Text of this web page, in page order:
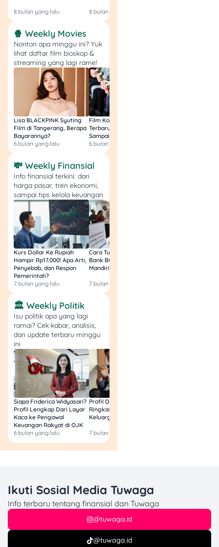
8 bulan yang lalu 8 bulan yang lalu
🍿 Weekly Movies
Nonton apa minggu ini? Yuk
lihat daftar film bioskop &
streaming yang lagi rame!
Lisa BLACKPINK Syuting
Film di Tangerang, Berapa
Bayarannya?
6 bulan yang lalu
Film Komedi Indonesia
Terbaru 2026, Siap Ngakak
Sampai Sakit Perut!
6 bulan yang lalu
💸 Weekly Finansial
Info finansial terkini: dari
harga pasar, tren ekonomi,
sampai tips kelola keuangan
Kurs Dollar Ke Rupiah
Hampir Rp17.000! Apa Arti,
Penyebab, dan Respon
Pemerintah?
7 bulan yang lalu
Cara Tukar Uang Baru di
Bank BCA (Umum, BNI,
Mandiri, BRI, dan BSI) 2026!
7 bulan yang lalu
🏛️ Weekly Politik
Isu politik apa yang lagi
ramai? Cek kabar, analisis,
dan update terbaru minggu
ini
Siapa Friderica Widyasari?
Profil Lengkap Dari Layar
Kaca ke Pengawal
Keuangan Rakyat di OJK
6 bulan yang lalu
Profil Darma Mangkuluhur:
Ringkas Latar Belakang
Keluarga dan Bisnisnya
7 bulan yang lalu
Ikuti Sosial Media Tuwaga
Info terbaru tentang finansial dan Tuwaga
@tuwaga.id
@tuwaga.id